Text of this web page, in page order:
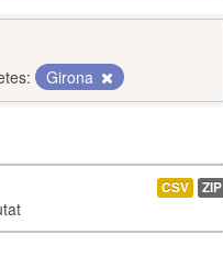
Girona
CSV ZIP